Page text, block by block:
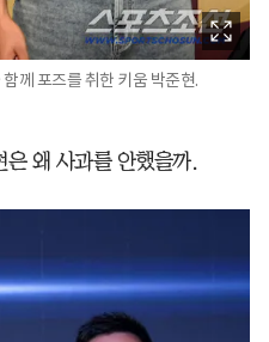
께 포즈를 취한 키움 박준현.
은 왜 사과를 안했을까.